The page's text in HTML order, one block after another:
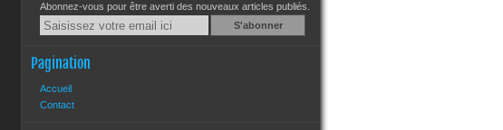
Abonnez-vous pour être averti des nouveaux articles publiés.
Email
Pagination
Accueil
Contact